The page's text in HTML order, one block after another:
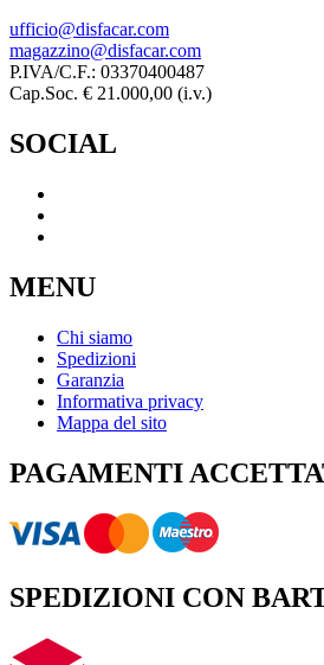
ufficio@disfacar.com
magazzino@disfacar.com
P.IVA/C.F.: 03370400487
Cap.Soc. € 21.000,00 (i.v.)
SOCIAL
MENU
Chi siamo
Spedizioni
Garanzia
Informativa privacy
Mappa del sito
PAGAMENTI
SPEDIZIONI CON